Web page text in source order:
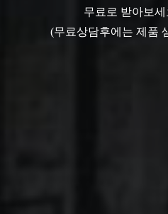
(무료상담후에는 제품